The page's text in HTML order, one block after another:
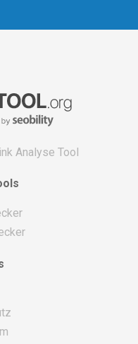
Analyse Tool